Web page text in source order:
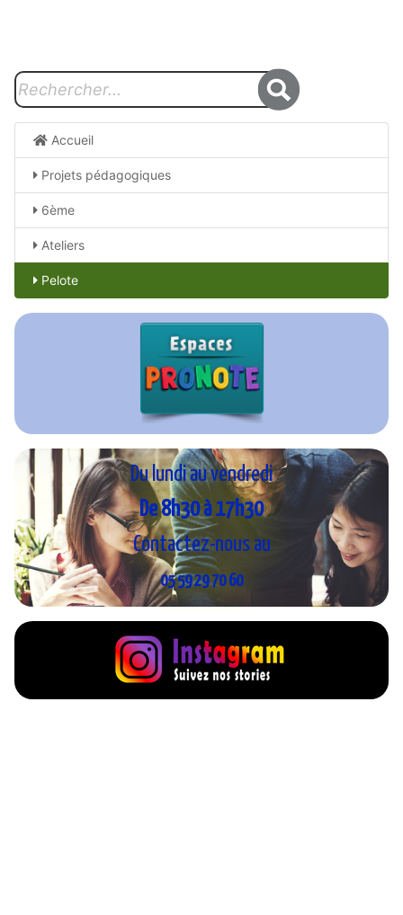
Accueil
Projets pédagogiques
6ème
Ateliers
Pelote
Du lundi au vendredi
De 8h30 à 17h30
Contactez-nous au
05 59 29 70 60